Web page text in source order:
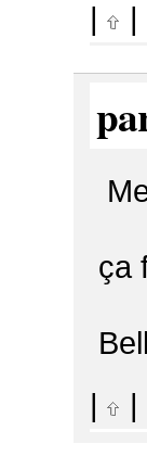
|
|
ça
|
|